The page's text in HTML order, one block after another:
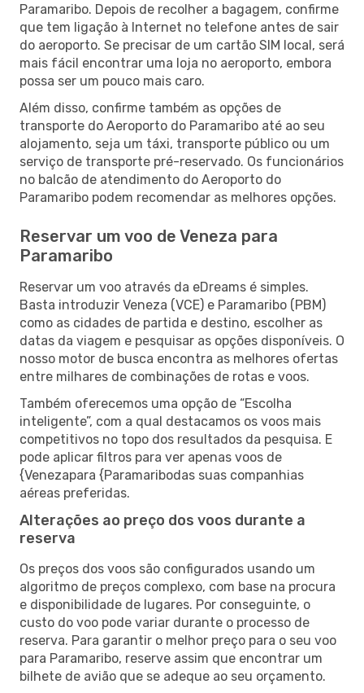
Paramaribo. Depois de recolher a bagagem, confirme
que tem ligação à Internet no telefone antes de sair
do aeroporto. Se precisar de um cartão SIM local, será
mais fácil encontrar uma loja no aeroporto, embora
possa ser um pouco mais caro.
Além disso, confirme também as opções de
transporte do Aeroporto do Paramaribo até ao seu
alojamento, seja um táxi, transporte público ou um
serviço de transporte pré-reservado. Os funcionários
no balcão de atendimento do Aeroporto do
Paramaribo podem recomendar as melhores opções.
Reservar um voo de Veneza para
Paramaribo
Reservar um voo através da eDreams é simples.
Basta introduzir Veneza (VCE) e Paramaribo (PBM)
como as cidades de partida e destino, escolher as
datas da viagem e pesquisar as opções disponíveis. O
nosso motor de busca encontra as melhores ofertas
entre milhares de combinações de rotas e voos.
Também oferecemos uma opção de “Escolha
inteligente”, com a qual destacamos os voos mais
competitivos no topo dos resultados da pesquisa. E
pode aplicar filtros para ver apenas voos de
{Venezapara {Paramaribodas suas companhias
aéreas preferidas.
Alterações ao preço dos voos durante a
reserva
Os preços dos voos são configurados usando um
algoritmo de preços complexo, com base na procura
e disponibilidade de lugares. Por conseguinte, o
custo do voo pode variar durante o processo de
reserva. Para garantir o melhor preço para o seu voo
para Paramaribo, reserve assim que encontrar um
bilhete de avião que se adeque ao seu orçamento.